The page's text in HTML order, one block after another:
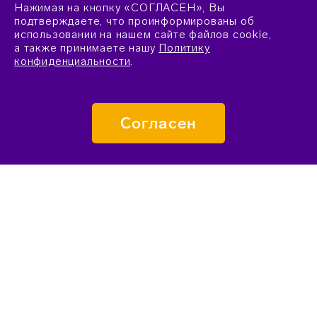
Нажимая на кнопку «СОГЛАСЕН», Вы
подтверждаете, что проинформированы об
использовании на нашем сайте файлов cookie,
а также принимаете нашу Политику
конфиденциальности.
Согласен